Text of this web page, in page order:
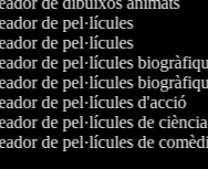
de pel·lícules
de pel·lícules
de pel·lícules
de pel·lícules
de pel·lícules d'acció
de pel·lícules de
de pel·lícules de